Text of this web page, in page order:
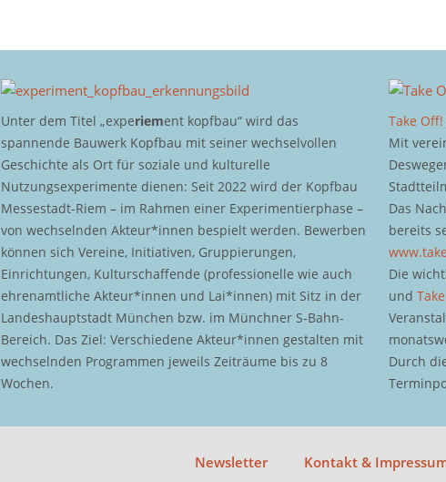
Unter dem Titel „experiement kopfbau“ wird das
spannende Bauwerk Kopfbau mit seiner wechselvollen
Geschichte als Ort für soziale und kulturelle
Nutzungsexperimente dienen: Seit 2022 wird der Kopfbau
Messestadt-Riem – im Rahmen einer Experimentierphase –
von wechselnden Akteur*innen bespielt werden. Bewerben
können sich Vereine, Initiativen, Gruppierungen,
Einrichtungen, Kulturschaffende (professionelle wie auch
ehrenamtliche Akteur*innen und Lai*innen) mit Sitz in der
Landeshauptstadt München bzw. im Münchner S-Bahn-
Bereich. Das Ziel: Verschiedene Akteur*innen gestalten mit
wechselnden Programmen jeweils Zeiträume bis zu 8
Wochen.
Take Off!
Mit
Das
bereits
Die
und
Durch
Newsletter Kontakt &